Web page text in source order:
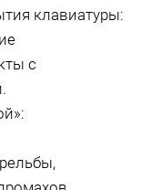
клавиатуры:
с